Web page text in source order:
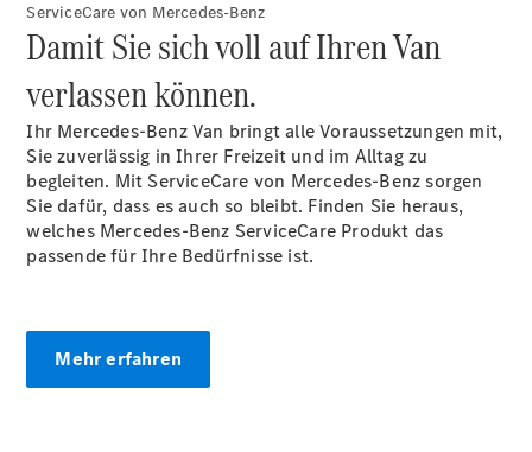
Servicetermin
buchen
ServiceCare von Mercedes-Benz
Damit Sie sich voll auf Ihren Van
verlassen können.
Ihr Mercedes-Benz Van bringt alle Voraussetzungen mit,
Sie zuverlässig in Ihrer Freizeit und im Alltag zu
begleiten. Mit ServiceCare von Mercedes-Benz sorgen
Sie dafür, dass es auch so bleibt. Finden Sie heraus,
welches Mercedes-Benz ServiceCare Produkt das
passende für Ihre Bedürfnisse ist.
Mehr erfahren